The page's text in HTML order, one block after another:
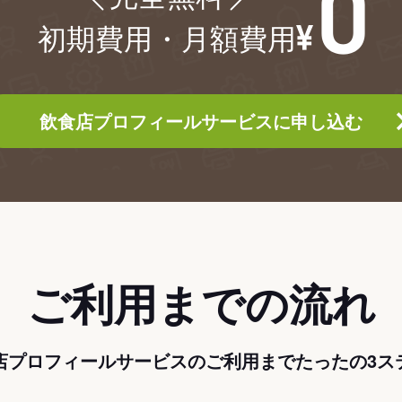
初期費用・月額費用
飲食店プロフィールサービスに申し込む
ご利用までの流れ
プロフィールサービスのご利用までたったの3ス